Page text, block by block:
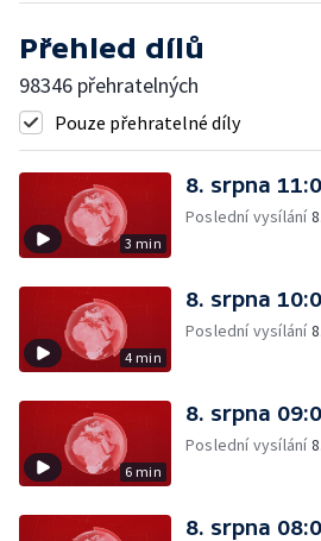
Přehled dílů
98346 přehratelných
Pouze přehratelné díly
3 min
8. srpna
Poslední vysílání
4 min
8. srpna
Poslední vysílání
6 min
8. srpna
Poslední vysílání
8. srpna